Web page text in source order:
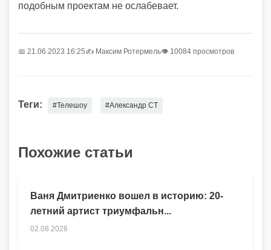
подобным проектам не ослабевает.
📅 21.06.2023 16:25✍️ Максим Ротермель👁 10084 просмотров
Теги: #Телешоу #Александр СТ
Похожие статьи
Ваня Дмитриенко вошел в историю: 20-
летний артист триумфальн...
02.08.2026